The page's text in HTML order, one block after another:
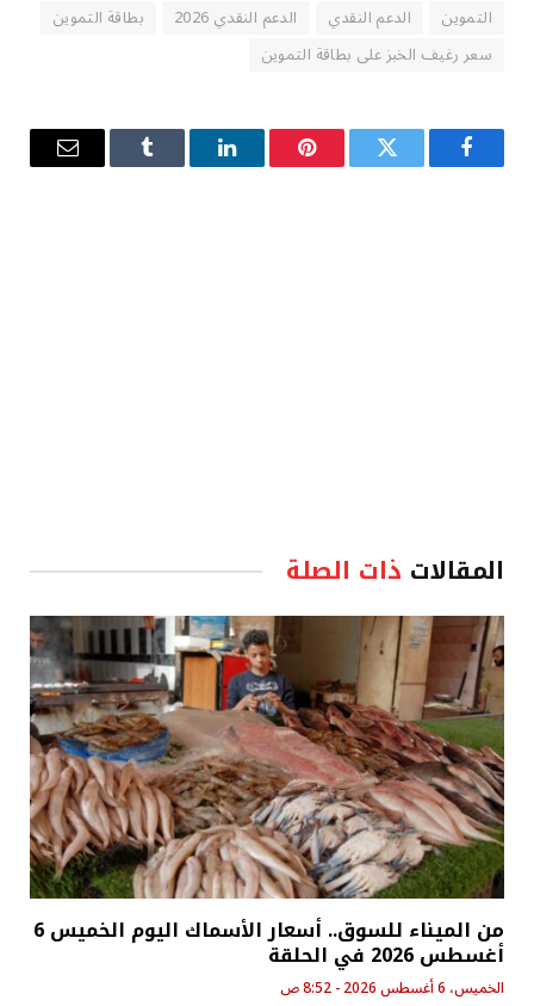
التموين الدعم النقدي الدعم النقدي 2026
بطاقة التموين
سعر رغيف الخبز على بطاقة التموين
فيسبوك تويتر بينتيريستلينكدإن Tumblr
البريد
المقالات ذات الصلة
من الميناء للسوق.. أسعار الأسماك اليوم الخميس 6
أغسطس 2026 في الحلقة
الخميس، 6 أغسطس 2026 - 8:52 ص